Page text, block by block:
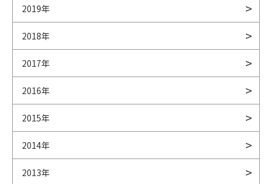
2019年
2018年
2017年
2016年
2015年
2014年
2013年